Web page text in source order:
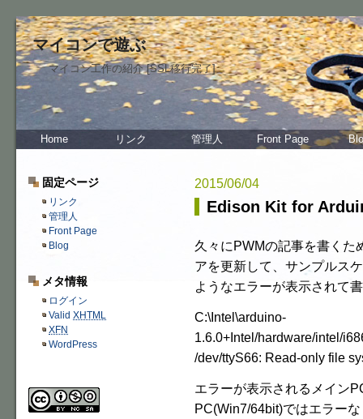
マイコンで遊ぶ
マイコン工作の紹介 [SSL移行完了]
Home リンク 管理人 Front Page
2015/06/04
Edison Kit for
久々にPWMの記事を書くた
アを更新して、サンプルス
ようなエラーが表示されて
C:\Intel\arduino-
1.6.0+Intel/hardware/intel/
/dev/ttyS66: Read-only file
エラーが表示されるメイン
PC(Win7/64bit)ではエラー
固定ページ
リンク
管理人
Front Page
Blog
メタ情報
ログイン
Valid XHTML
XFN
WordPress